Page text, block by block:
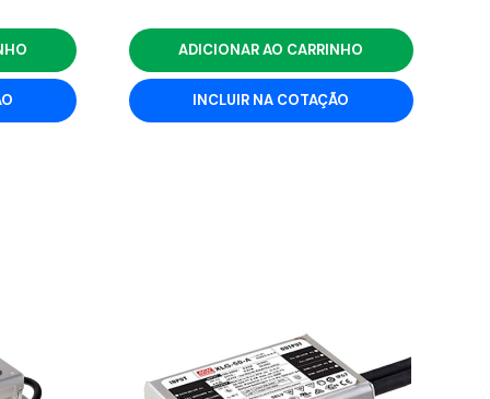
ADICIONAR AO CARRINHO
INCLUIR NA COTAÇÃO